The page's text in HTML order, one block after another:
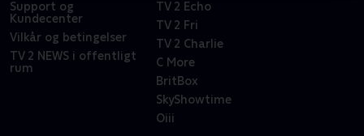
Support og
Kundecenter
Vilkår og betingelser
TV 2 NEWS i offentligt
rum
TV 2 Echo
TV 2 Fri
TV 2 Charlie
C More
BritBox
SkyShowtime
Oiii